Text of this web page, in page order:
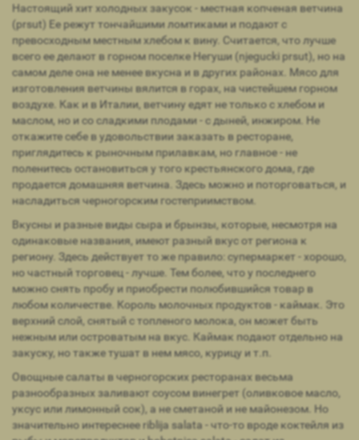
Настоящий хит холодных закусок - местная копченая ветчина
(prsut) Ее режут тончайшими ломтиками и подают с
превосходным местным хлебом к вину. Считается, что лучше
всего ее делают в горном поселке Негуши (njegucki prsut), но на
самом деле она не менее вкусна и в других районах. Мясо для
изготовления ветчины вялится в горах, на чистейшем горном
воздухе. Как и в Италии, ветчину едят не только с хлебом и
маслом, но и со сладкими плодами - с дыней, инжиром. Не
откажите себе в удовольствии заказать в ресторане,
приглядитесь к рыночным прилавкам, но главное - не
поленитесь остановиться у того крестьянского дома, где
продается домашняя ветчина. Здесь можно и поторговаться, и
насладиться черногорским гостеприимством.
Вкусны и разные виды сыра и брынзы, которые, несмотря на
одинаковые названия, имеют разный вкус от региона к
региону. Здесь действует то же правило: супермаркет - хорошо,
но частный торговец - лучше. Тем более, что у последнего
можно снять пробу и приобрести полюбившийся товар в
любом количестве. Король молочных продуктов - каймак. Это
верхний слой, снятый с топленого молока, он может быть
нежным или островатым на вкус. Каймак подают отдельно на
закуску, но также тушат в нем мясо, курицу и т.п.
Овощные салаты в черногорских ресторанах весьма
разнообразных заливают соусом винегрет (оливковое масло,
уксус или лимонный сок), а не сметаной и не майонезом. Но
значительно интереснее riblija salata - что-то вроде коктейля из